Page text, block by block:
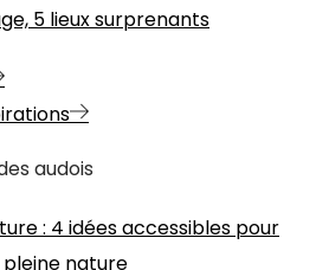
5 lieux surprenants
audois
: 4 idées accessibles pour
nature